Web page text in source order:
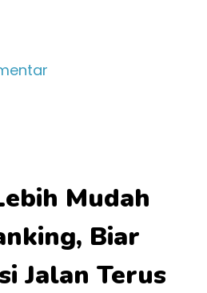
Mudah
Biar
Jalan Terus